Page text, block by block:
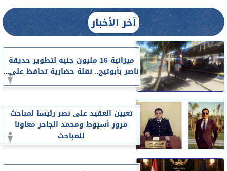
آخر الأخبار
ميزانية 16 مليون جنيه لتطوير حديقة
ناصر بأبوتيج.. نقلة حضارية تحافظ على...
تعيين العقيد على نصر رئيسا لمباحث
مرور أسيوط ومحمد الجاحر معاونا
للمباحث